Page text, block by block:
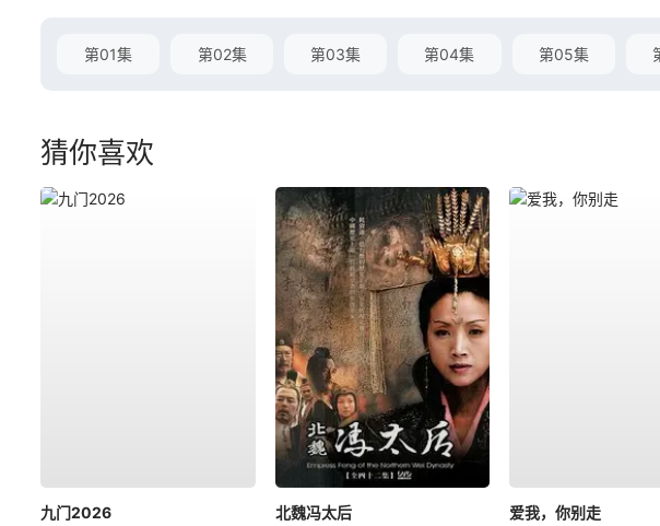
第01集 第02集 第03集 第04集 第05集
猜你喜欢
九门2026
北魏冯太后
爱我，你别走